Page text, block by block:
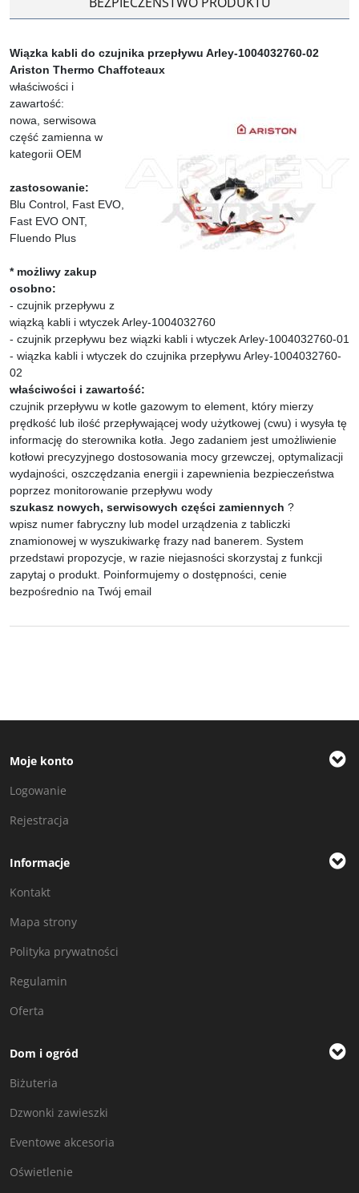
Wiązka kabli do czujnika przepływu Arley-1004032760-02
Ariston Thermo Chaffoteaux
właściwości i
zawartość:
nowa, serwisowa
część zamienna w
kategorii OEM
zastosowanie:
Blu Control, Fast EVO,
Fast EVO ONT,
Fluendo Plus
* możliwy zakup
osobno:
- czujnik przepływu z
wiązką kabli i wtyczek Arley-1004032760
- czujnik przepływu bez wiązki kabli i wtyczek Arley-1004032760-01
- wiązka kabli i wtyczek do czujnika przepływu Arley-1004032760-
02
właściwości i zawartość:
czujnik przepływu w kotle gazowym to element, który mierzy
prędkość lub ilość przepływającej wody użytkowej (cwu) i wysyła tę
informację do sterownika kotła. Jego zadaniem jest umożliwienie
kotłowi precyzyjnego dostosowania mocy grzewczej, optymalizacji
wydajności, oszczędzania energii i zapewnienia bezpieczeństwa
poprzez monitorowanie przepływu wody
szukasz nowych, serwisowych części zamiennych ?
wpisz numer fabryczny lub model urządzenia z tabliczki
znamionowej w wyszukiwarkę frazy nad banerem. System
przedstawi propozycje, w razie niejasności skorzystaj z funkcji
zapytaj o produkt. Poinformujemy o dostępności, cenie
bezpośrednio na Twój email
Moje konto
Logowanie
Rejestracja
Informacje
Kontakt
Mapa strony
Polityka prywatności
Regulamin
Oferta
Dom i ogród
Biżuteria
Dzwonki zawieszki
Eventowe akcesoria
Oświetlenie